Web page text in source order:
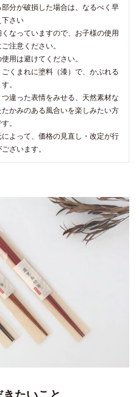
部分が破損した場合は、なるべく早
下さい
くなっていますので、お子様の使用
注意ください。
使用は避けてください。
ごくまれに塗料（漆）で、かぶれる
。
つ違った表情をみせる、天然素材な
たかみのある風合いを楽しみたい方
。
によって、価格の見直し・改定が行
ざいます。